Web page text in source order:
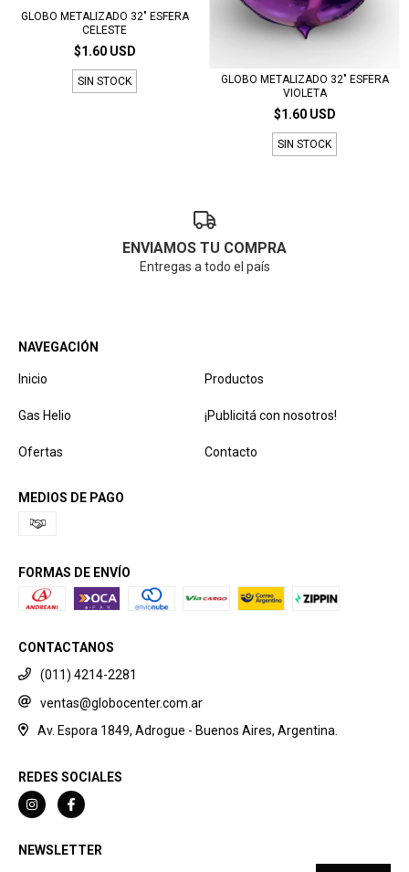
GLOBO METALIZADO 32" ESFERA
CELESTE
$1.60 USD
SIN STOCK
GLOBO METALIZADO 32" ESFERA
VIOLETA
$1.60 USD
SIN STOCK
ENVIAMOS TU COMPRA
Entregas a todo el país
NAVEGACIÓN
Inicio Productos
Gas Helio ¡Publicitá con nosotros!
Ofertas Contacto
MEDIOS DE PAGO
FORMAS DE ENVÍO
CONTACTANOS
(011) 4214-2281
ventas@globocenter.com.ar
Av. Espora 1849, Adrogue - Buenos Aires, Argentina.
REDES SOCIALES
NEWSLETTER